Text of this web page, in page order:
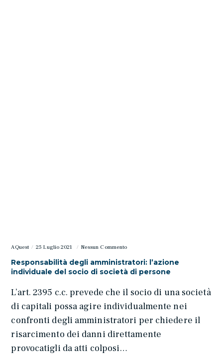
AQuest 25 Luglio 2021 Nessun Commento
Responsabilità degli amministratori: l’azione
individuale del socio di società di persone
L’art. 2395 c.c. prevede che il socio di una società
di capitali possa agire individualmente nei
confronti degli amministratori per chiedere il
risarcimento dei danni direttamente
provocatigli da atti colposi…